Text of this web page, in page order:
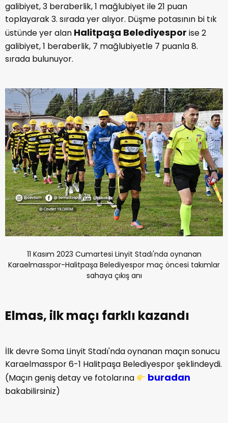
galibiyet, 3 beraberlik, 1 mağlubiyet ile 21 puan
toplayarak 3. sırada yer alıyor. Düşme potasının bi tık
üstünde yer alan Halitpaşa Belediyespor ise 2
galibiyet, 1 beraberlik, 7 mağlubiyetle 7 puanla 8.
sırada bulunuyor.
11 Kasım 2023 Cumartesi Linyit Stadı'nda oynanan
Karaelmasspor-Halitpaşa Belediyespor maç öncesi takımlar
sahaya çıkış anı
Elmas, ilk maçı farklı kazandı
İlk devre Soma Linyit Stadı'nda oynanan maçın sonucu
Karaelmasspor 6-1 Halitpaşa Belediyespor şeklindeydi.
(Maçın geniş detay ve fotolarına
buradan
bakabilirsiniz)